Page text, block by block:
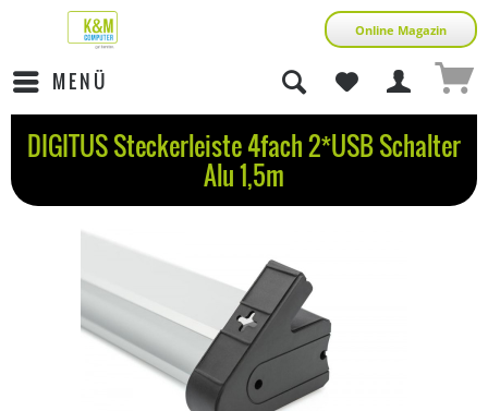
Online Magazin
MENÜ
DIGITUS Steckerleiste 4fach 2*USB Schalter
Alu 1,5m